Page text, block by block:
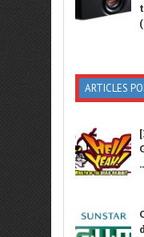
ARTICLES